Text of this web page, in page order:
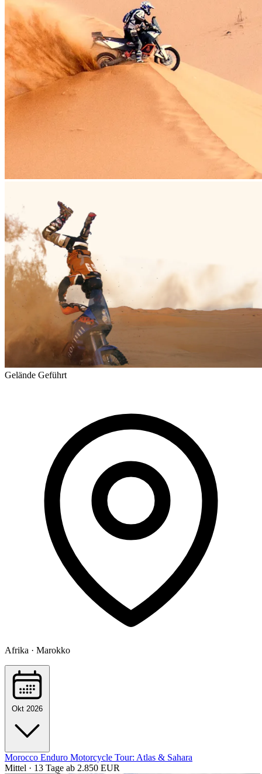
Gelände Geführt
Afrika · Marokko
Okt 2026
Morocco Enduro Motorcycle Tour: Atlas & Sahara
Mittel · 13 Tage ab 2.850 EUR